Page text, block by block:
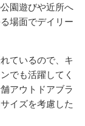
園遊びや近所へ
場面でデイリー
ているので、キ
でも活躍してく
アウトドアブラ
イズを考慮した